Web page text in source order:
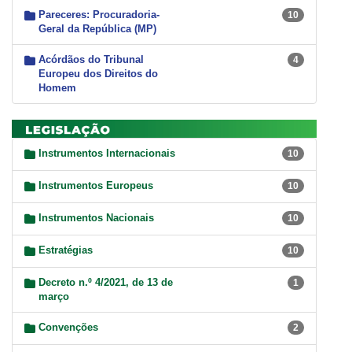
Pareceres: Procuradoria-
Geral da República (MP)
10
Acórdãos do Tribunal
Europeu dos Direitos do
Homem
4
Instrumentos Internacionais 10
Instrumentos Europeus 10
Instrumentos Nacionais 10
Estratégias 10
Decreto n.º 4/2021, de 13 de
março
1
Convenções 2